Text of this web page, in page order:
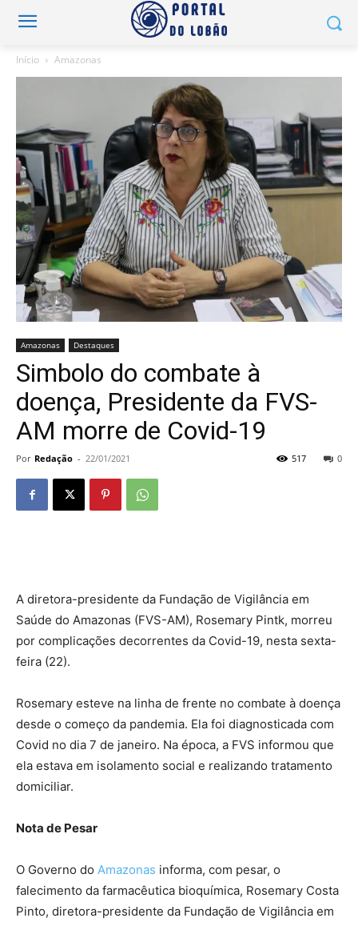
Início Amazonas
Amazonas Destaques
Simbolo do combate à
doença, Presidente da FVS-
AM morre de Covid-19
Por Redação - 22/01/2021 0
517
A diretora-presidente da Fundação de Vigilância em
Saúde do Amazonas (FVS-AM), Rosemary Pintk, morreu
por complicações decorrentes da Covid-19, nesta sexta-
feira (22).
Rosemary esteve na linha de frente no combate à doença
desde o começo da pandemia. Ela foi diagnosticada com
Covid no dia 7 de janeiro. Na época, a FVS informou que
ela estava em isolamento social e realizando tratamento
domiciliar.
Nota de Pesar
O Governo do Amazonas informa, com pesar, o
falecimento da farmacêutica bioquímica, Rosemary Costa
Pinto, diretora-presidente da Fundação de Vigilância em